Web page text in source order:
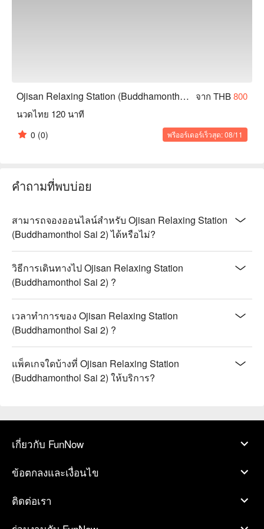
Ojisan Relaxing Station (Buddhamonthol Sai 2) จาก THB800
นวดไทย 120 นาที
0 (0) พรีออร์เดอร์เร็วสุด: 08/11
คำถามที่พบบ่อย
สามารถจองออนไลน์สำหรับ Ojisan Relaxing Station
(Buddhamonthol Sai 2) ได้หรือไม่?
วิธีการเดินทางไป Ojisan Relaxing Station
(Buddhamonthol Sai 2) ?
เวลาทำการของ Ojisan Relaxing Station
(Buddhamonthol Sai 2) ?
แพ็คเกจใดบ้างที่ Ojisan Relaxing Station
(Buddhamonthol Sai 2) ให้บริการ?
เกี่ยวกับ FunNow
ข้อตกลงและเงื่อนไข
ติดต่อเรา